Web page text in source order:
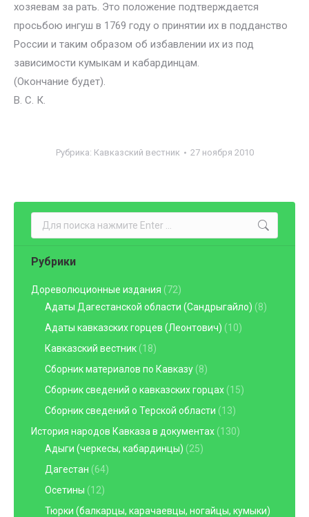
хозяевам за рать. Это положение подтверждается
просьбою ингуш в 1769 году о принятии их в подданство
России и таким образом об избавлении их из под
зависимости кумыкам и кабардинцам.
(Окончание будет).
В. С. К.
Рубрика: Кавказский вестник 27 ноября 2010
Поиск:
Рубрики
Дореволюционные издания (72)
Адаты Дагестанской области (Сандрыгайло) (8)
Адаты кавказских горцев (Леонтович) (10)
Кавказский вестник (18)
Сборник материалов по Кавказу (8)
Сборник сведений о кавказских горцах (15)
Сборник сведений о Терской области (13)
История народов Кавказа в документах (130)
Адыги (черкесы, кабардинцы) (25)
Дагестан (64)
Осетины (12)
Тюрки (балкарцы, карачаевцы, ногайцы, кумыки)